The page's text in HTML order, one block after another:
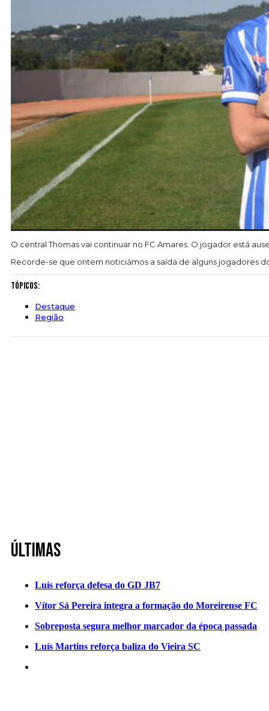
O central Thomas vai continuar no FC Amares. O jogador está
Recorde-se que ontem noticiámos a saída de alguns jogadores
Tópicos:
Destaque
Região
Últimas
Luís reforça defesa do GD JB7
Vítor Sá Pereira integra a formação do Moreirense FC
Sobreposta segura melhor marcador da época passada
Luís Martins reforça baliza do Vieira SC